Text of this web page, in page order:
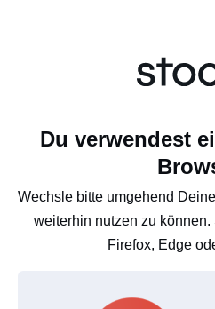
Du verwendest
Wechsle bitte umgehend
weiterhin nutzen zu
Firefox, Edge